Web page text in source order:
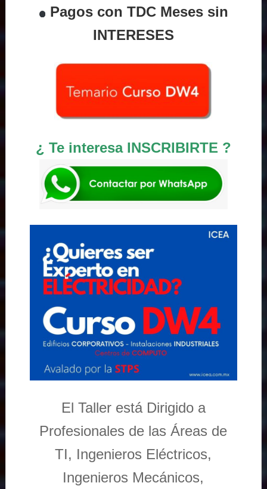
Pagos con TDC Meses sin
INTERESES
¿ Te interesa INSCRIBIRTE ?
El Taller está Dirigido a
Profesionales de las Áreas de
TI, Ingenieros Eléctricos,
Ingenieros Mecánicos,